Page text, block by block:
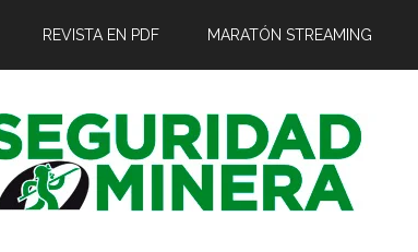
REVISTA EN PDF MARATÓN STREAMING